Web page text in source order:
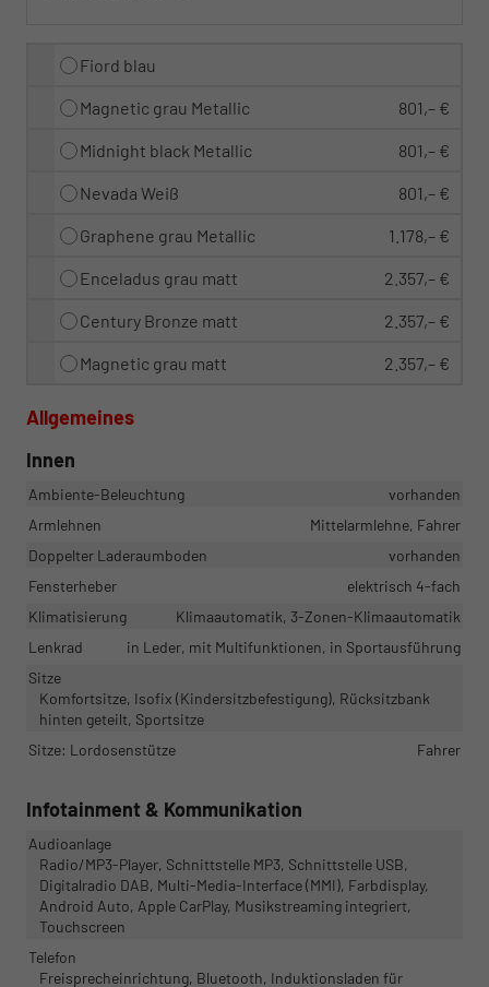
Fiord blau
Magnetic grau Metallic 801,– €
Midnight black Metallic 801,– €
Nevada Weiß 801,– €
Graphene grau Metallic 1.178,– €
Enceladus grau matt 2.357,– €
Century Bronze matt 2.357,– €
Magnetic grau matt 2.357,– €
Allgemeines
Innen
Ambiente-Beleuchtung
vorhanden
Armlehnen
Mittelarmlehne, Fahrer
Doppelter Laderaumboden
vorhanden
Fensterheber
elektrisch 4-fach
Klimatisierung
Klimaautomatik, 3-Zonen-Klimaautomatik
Lenkrad
in Leder, mit Multifunktionen, in Sportausführung
Sitze
Komfortsitze, Isofix (Kindersitzbefestigung), Rücksitzbank
hinten geteilt, Sportsitze
Sitze: Lordosenstütze
Fahrer
Infotainment & Kommunikation
Audioanlage
Radio/MP3-Player, Schnittstelle MP3, Schnittstelle USB,
Digitalradio DAB, Multi-Media-Interface (MMI), Farbdisplay,
Android Auto, Apple CarPlay, Musikstreaming integriert,
Touchscreen
Telefon
Freisprecheinrichtung, Bluetooth, Induktionsladen für